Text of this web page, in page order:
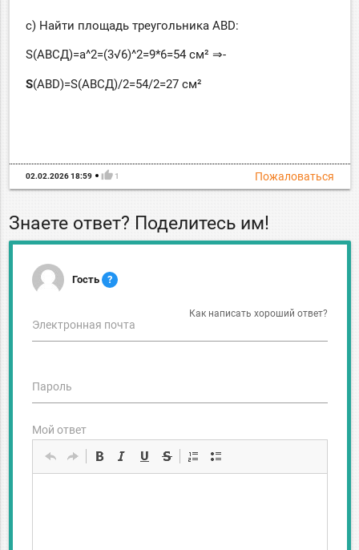
c) Найти площадь треугольника ABD:
S(АВСД)=a^2=(3√6)^2=9*6=54 см² ⇒-
S(АВD)=Ѕ(АВСД)/2=54/2=27 см²
Пожаловаться
02.02.2026 18:59 thumb_up 1
Знаете ответ? Поделитесь им!
Гость ?
Как написать хороший ответ?
Электронная почта
Пароль
Мой ответ